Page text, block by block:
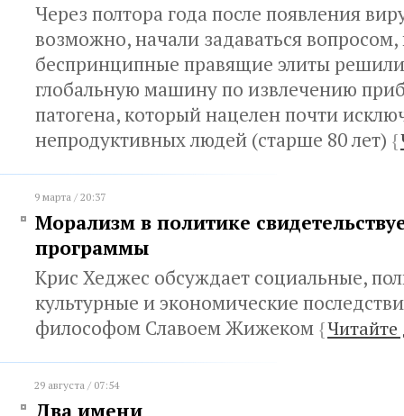
Через полтора года после появления
возможно, начали задаваться
беспринципные правящие элиты
глобальную машину по извлечению
патогена, который нацелен почти
непродуктивных людей (старше 80 лет) {
9 марта / 20:37
Морализм в политике
программы
Крис Хеджес обсуждает социальные,
культурные и экономические
философом Славоем Жижеком {Читайте
29 августа / 07:54
Два имени